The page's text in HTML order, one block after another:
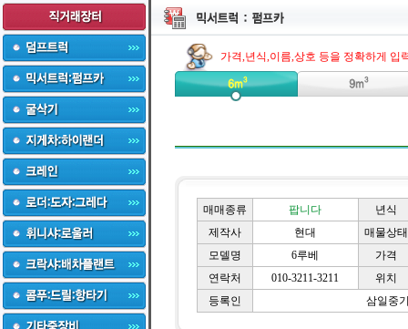
가격,년식,이름,상호 등을 정확하게 입
매매종류 팝니다
년식
제작사
현대
매물상태
모델명
6루베
가격
연락처
010-3211-3211
위치
등록인
삼일중